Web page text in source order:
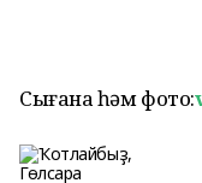
Сығанаҡ һәм фото: